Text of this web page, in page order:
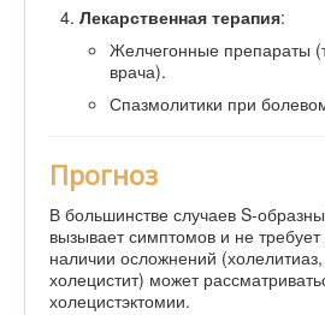
Лекарственная терапия:
Желчегонные препараты
врача).
Спазмолитики при
Прогноз
В большинстве случаев S-
вызывает симптомов и не
наличии осложнений
холецистит) может
холецистэктомии.